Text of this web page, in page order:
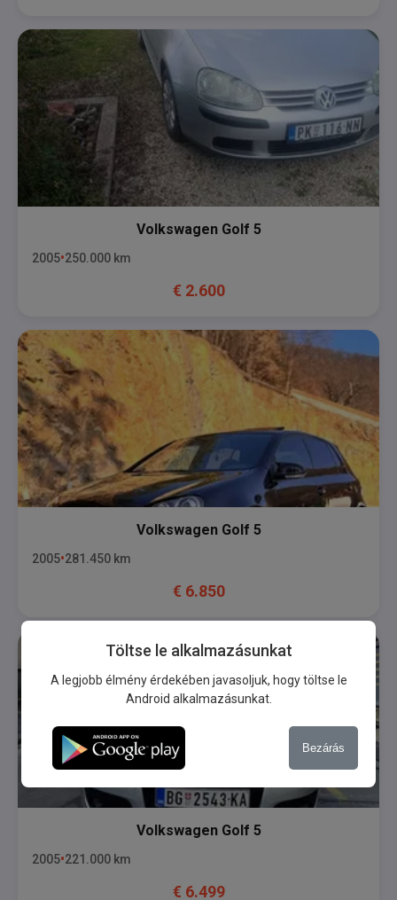
Volkswagen Golf 5
2005 250.000 km
€ 2.600
Volkswagen Golf 5
2005 281.450 km
€ 6.850
Volkswagen Golf 5
2005 221.000 km
€ 6.499
Töltse le alkalmazásunkat
A legjobb élmény érdekében javasoljuk, hogy töltse le
Android alkalmazásunkat.
Bezárás